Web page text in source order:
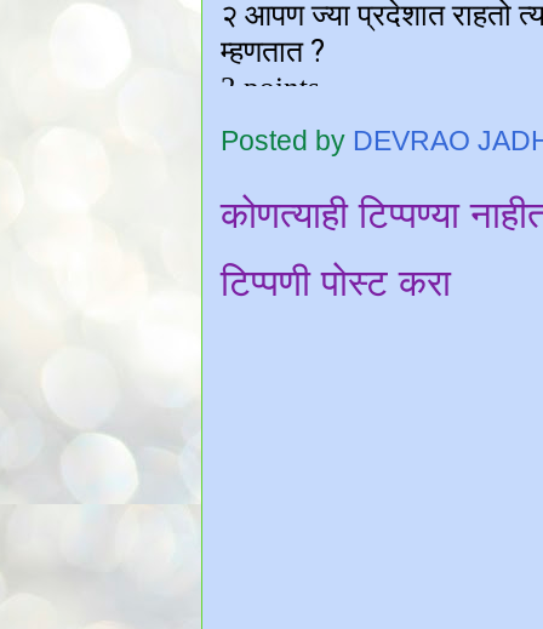
Posted by DEVRAO
कोणत्याही टिप्पण्‍या
टिप्पणी पोस्ट करा